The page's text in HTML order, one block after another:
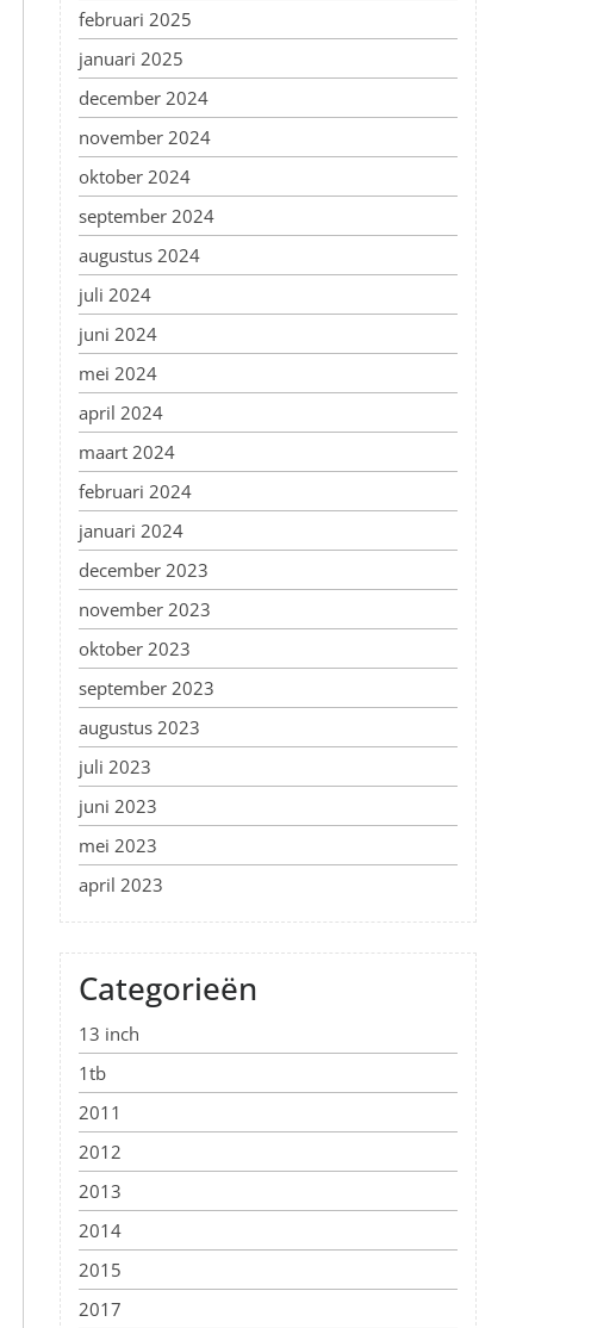
februari 2025
januari 2025
december 2024
november 2024
oktober 2024
september 2024
augustus 2024
juli 2024
juni 2024
mei 2024
april 2024
maart 2024
februari 2024
januari 2024
december 2023
november 2023
oktober 2023
september 2023
augustus 2023
juli 2023
juni 2023
mei 2023
april 2023
Categorieën
13 inch
1tb
2011
2012
2013
2014
2015
2017